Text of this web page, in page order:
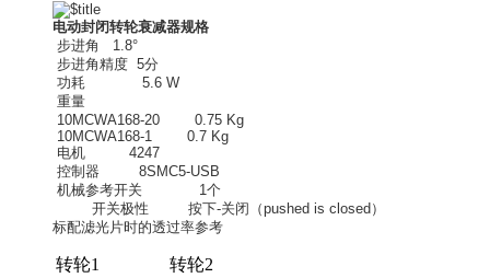
电动封闭转轮衰减器规格
步进角 1.8°
步进角精度 5分
功耗 5.6 W
重量
10MCWA168-20 0.75 Kg
10MCWA168-1 0.7 Kg
电机 4247
控制器 8SMC5-USB
机械参考开关 1个
开关极性 按下-关闭（pushed is closed）
标配滤光片时的透过率参考
转轮1
转轮2